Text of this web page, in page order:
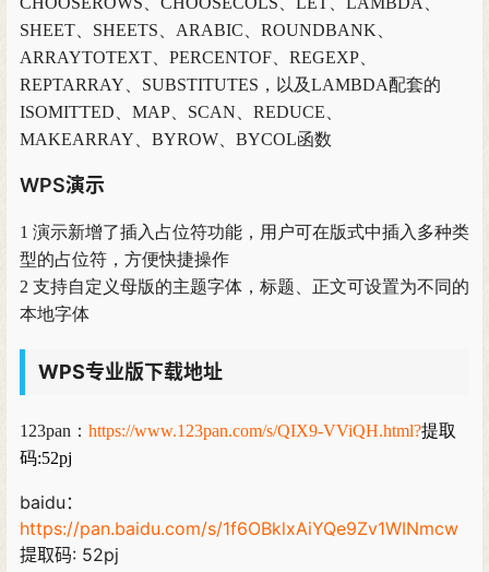
SHEET、SHEETS、ARABIC、ROUNDBANK、
ARRAYTOTEXT、PERCENTOF、REGEXP、
REPTARRAY、SUBSTITUTES，以及LAMBDA配套的
ISOMITTED、MAP、SCAN、REDUCE、
MAKEARRAY、BYROW、BYCOL函数
WPS演示
1 演示新增了插入占位符功能，用户可在版式中插入多种类
型的占位符，方便快捷操作
2 支持自定义母版的主题字体，标题、正文可设置为不同的
本地字体
WPS专业版下载地址
123pan： https://www.123pan.com/s/QIX9-VViQH.html?提取
码:52pj
baidu：
https://pan.baidu.com/s/1f6OBklxAiYQe9Zv1WINmcw
提取码: 52pj